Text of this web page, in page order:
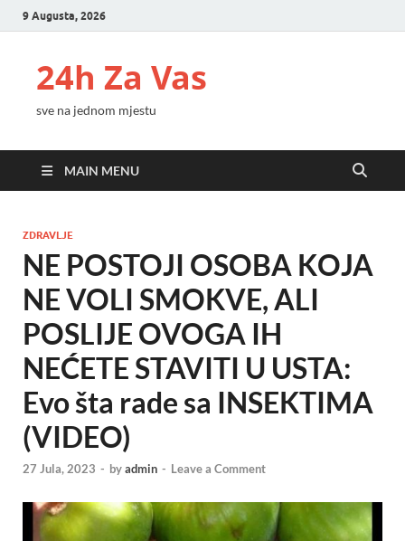
9 Augusta, 2026
24h Za Vas
sve na jednom mjestu
MAIN MENU
ZDRAVLJE
NE POSTOJI OSOBA KOJA
NE VOLI SMOKVE, ALI
POSLIJE OVOGA IH
NEĆETE STAVITI U USTA:
Evo šta rade sa INSEKTIMA
(VIDEO)
27 Jula, 2023 - byadmin - Leave a Comment